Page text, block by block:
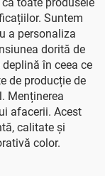
Suntem
a personaliza
dorită de
în ceea ce
de producție de
Menținerea
afacerii. Acest
calitate și
color.